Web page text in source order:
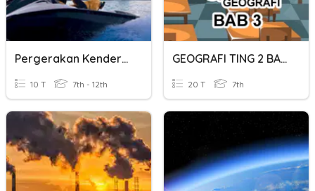
Pergerakan Kenderaan Di Air
10 T 7th - 12th
GEOGRAFI TING 2 BAB 3 : PENGARUH PERGERAKAN BUMI TERHADAP
20 T 7th